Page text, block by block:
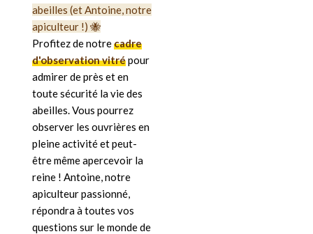
abeilles (et Antoine, notre
apiculteur !) 🐝
Profitez de notrecadre
d'observation vitrépour
admirer de près et en
toute sécurité la vie des
abeilles. Vous pourrez
observer les ouvrières en
pleine activité et peut-
être même apercevoir la
reine ! Antoine, notre
apiculteur passionné,
répondra à toutes vos
questions sur le monde de